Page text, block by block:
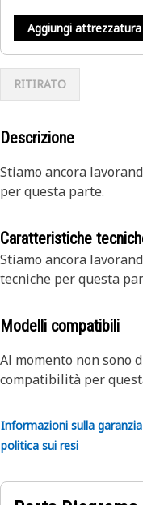
Aggiungi attrezzatura
RITIRATO
Descrizione
Stiamo ancora
per questa parte.
Caratteristiche
Stiamo ancora
tecniche per questa
Modelli compatibili
Al momento non
compatibilità per
Informazioni sulla garanzia
politica sui resi